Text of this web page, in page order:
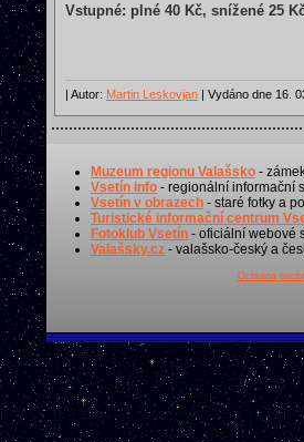
Vstupné: plné 40 Kč, snížené 25
| Autor: Martin Leskovjan | Vydáno dne 16.
Muzeum regionu Valašsko -
Vsetín info - regionální informační
Vsetín v obrazech - staré fotky a
Turistické informační centrum
Fotoklub Vsetín - oficiální webové
Valašsky.cz - valašsko-český a
Ochrana